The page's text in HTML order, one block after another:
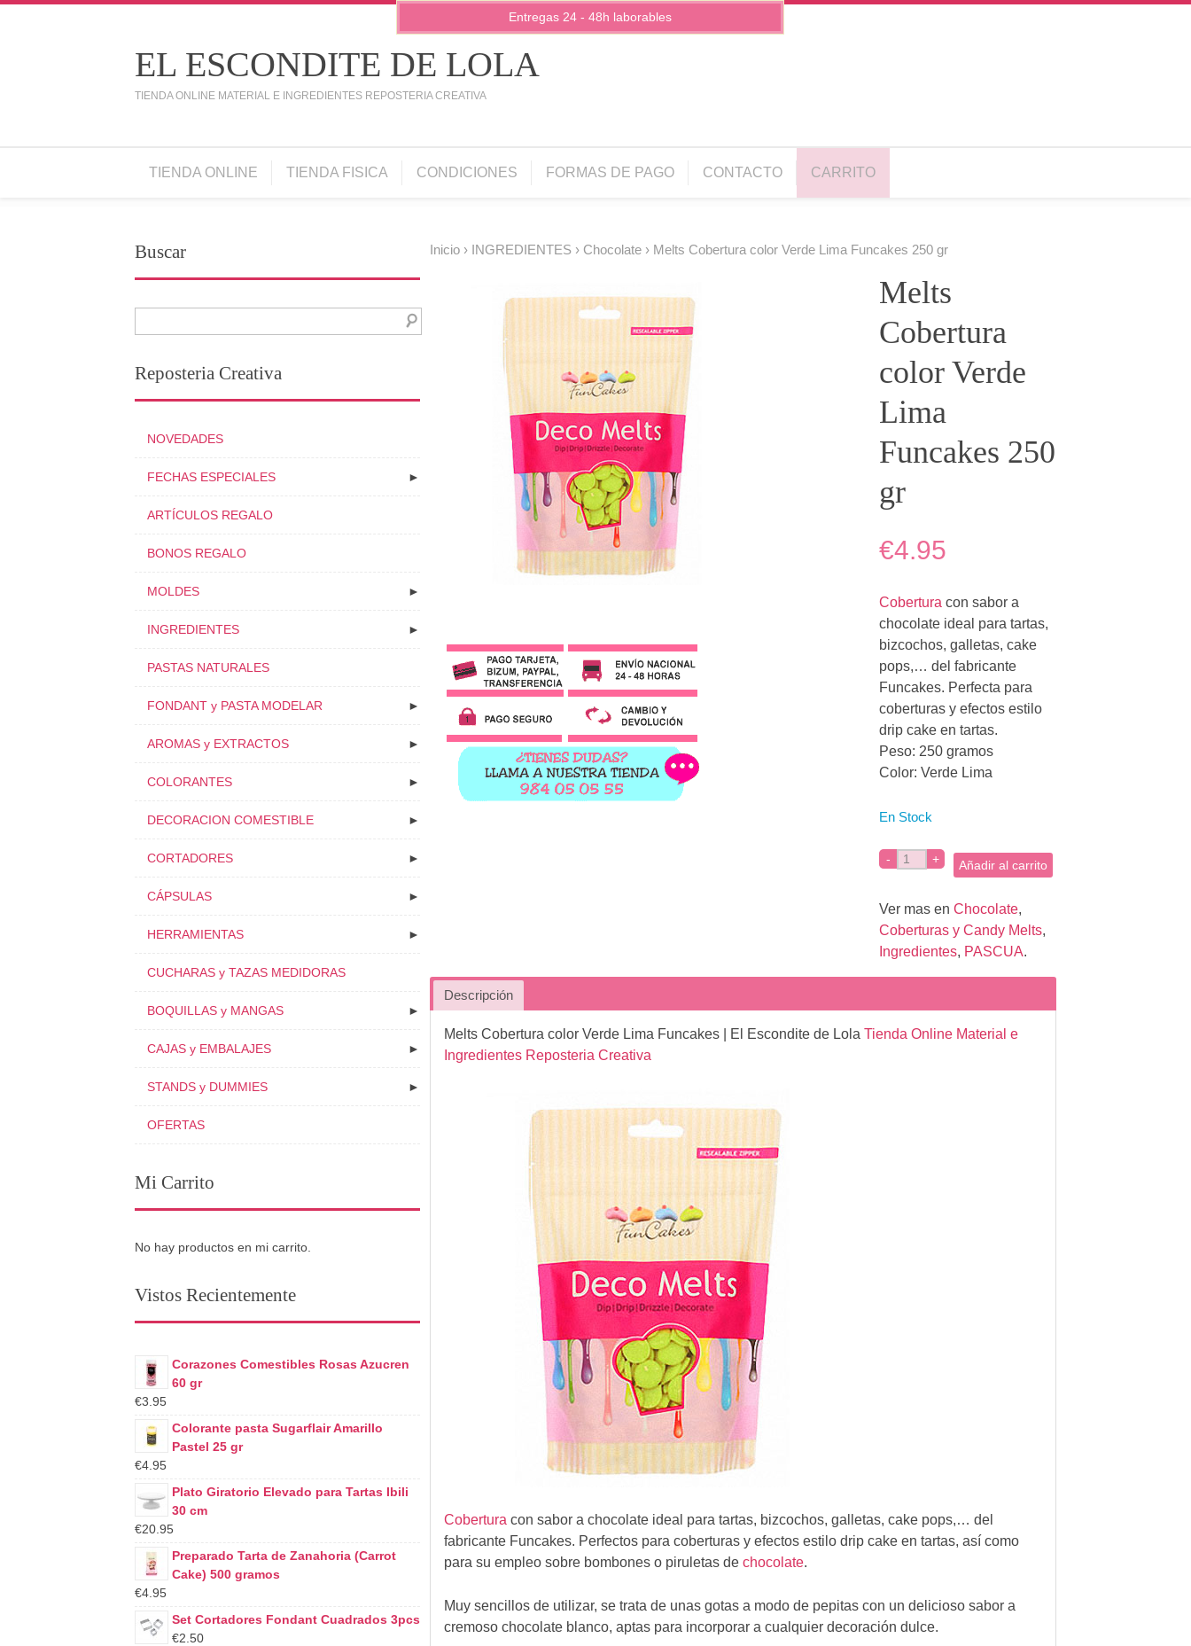
EL ESCONDITE DE LOLA
TIENDA ONLINE MATERIAL E INGREDIENTES REPOSTERIA CREATIVA
TIENDA ONLINE TIENDA FISICA CONDICIONES FORMAS DE PAGO CONTACTO CARRITO
Inicio› INGREDIENTES› Chocolate› Melts Cobertura color Verde Lima Funcakes 250 gr
Melts
Cobertura
color Verde
Lima
Funcakes 250
gr
€4.95
Cobertura con sabor a
chocolate ideal para tartas,
bizcochos, galletas, cake
pops,… del fabricante
Funcakes. Perfecta para
coberturas y efectos estilo
drip cake en tartas.
Peso: 250 gramos
Color: Verde Lima
En Stock
Añadir al carrito
Ver mas en Chocolate,
Coberturas y Candy Melts,
Ingredientes, PASCUA.
Descripción
Melts Cobertura color Verde Lima Funcakes| El Escondite de Lola Tienda Online Material e
Ingredientes Reposteria Creativa
Cobertura con sabor a chocolate ideal para tartas, bizcochos, galletas, cake pops,… del
fabricante Funcakes. Perfectos para coberturas y efectos estilo drip cake en tartas, así como
para su empleo sobre bombones o piruletas de chocolate.
Muy sencillos de utilizar, se trata de unas gotas a modo de pepitas con un delicioso sabor a
cremoso chocolate blanco, aptas para incorporar a cualquier decoración dulce.
Buscar
Reposteria Creativa
NOVEDADES
►
FECHAS ESPECIALES
ARTÍCULOS REGALO
BONOS REGALO
►
MOLDES
►
INGREDIENTES
PASTAS NATURALES
►
FONDANT y PASTA MODELAR
►
AROMAS y EXTRACTOS
►
COLORANTES
►
DECORACION COMESTIBLE
►
CORTADORES
►
CÁPSULAS
►
HERRAMIENTAS
CUCHARAS y TAZAS MEDIDORAS
►
BOQUILLAS y MANGAS
►
CAJAS y EMBALAJES
►
STANDS y DUMMIES
OFERTAS
Mi Carrito
No hay productos en mi carrito.
Vistos Recientemente
Corazones Comestibles Rosas Azucren
60 gr
€3.95
Colorante pasta Sugarflair Amarillo
Pastel 25 gr
€4.95
Plato Giratorio Elevado para Tartas Ibili
30 cm
€20.95
Preparado Tarta de Zanahoria (Carrot
Cake) 500 gramos
€4.95
Set Cortadores Fondant Cuadrados 3pcs
€2.50
Entregas 24 - 48h laborables